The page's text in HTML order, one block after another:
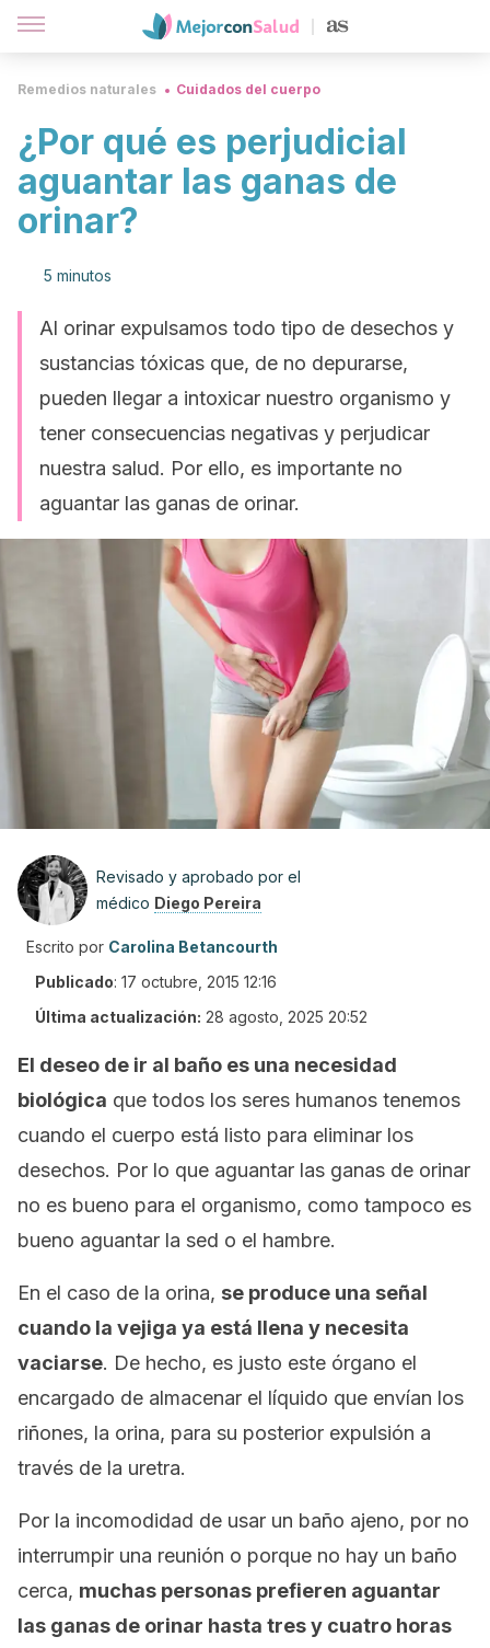
Remedios naturales Cuidados del cuerpo
¿Por qué es perjudicial
aguantar las ganas de
orinar?
5 minutos
Al orinar expulsamos todo tipo de desechos y
sustancias tóxicas que, de no depurarse,
pueden llegar a intoxicar nuestro organismo y
tener consecuencias negativas y perjudicar
nuestra salud. Por ello, es importante no
aguantar las ganas de orinar.
Revisado y aprobado por el
médico Diego Pereira
Escrito por Carolina Betancourth
Publicado: 17 octubre, 2015 12:16
Última actualización: 28 agosto, 2025 20:52
El deseo de ir al baño es una necesidad
biológica que todos los seres humanos tenemos
cuando el cuerpo está listo para eliminar los
desechos. Por lo que aguantar las ganas de orinar
no es bueno para el organismo, como tampoco es
bueno aguantar la sed o el hambre.
En el caso de la orina, se produce una señal
cuando la vejiga ya está llena y necesita
vaciarse. De hecho, es justo este órgano el
encargado de almacenar el líquido que envían los
riñones, la orina, para su posterior expulsión a
través de la uretra.
Por la incomodidad de usar un baño ajeno, por no
interrumpir una reunión o porque no hay un baño
cerca, muchas personas prefieren aguantar
las ganas de orinar hasta tres y cuatro horas